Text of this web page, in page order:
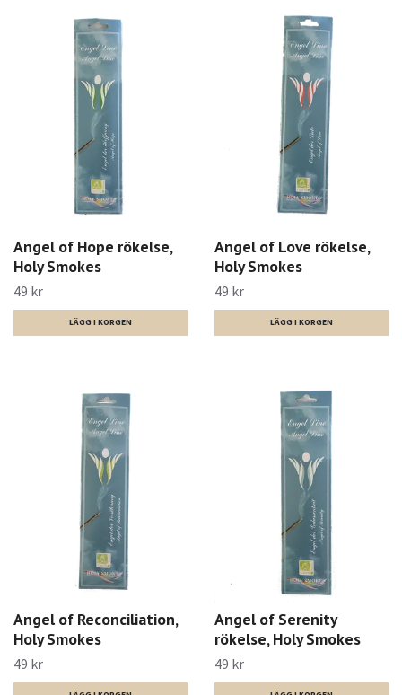
Angel of Hope rökelse,
Holy Smokes
49 kr
Angel of Love rökelse,
Holy Smokes
49 kr
Angel of Reconciliation,
Holy Smokes
49 kr
Angel of Serenity
rökelse, Holy Smokes
49 kr